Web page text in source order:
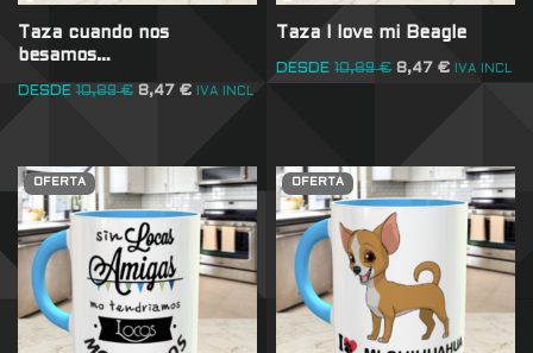
Taza cuando nos
besamos…
DESDE 10,89€ 8,47 € IVA INCL
Taza I love mi Beagle
DESDE 10,89€ 8,47€ IVA INCL
OFERTA OFERTA